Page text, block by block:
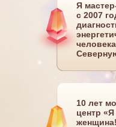
10 лет
центр
Я
с 2007